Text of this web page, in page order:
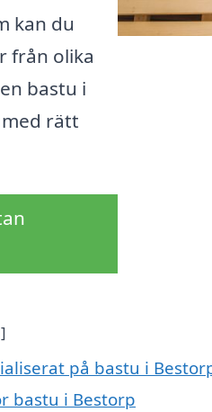
kan du
från olika
bastu i
rätt
på bastu i
bastu i Bestorp